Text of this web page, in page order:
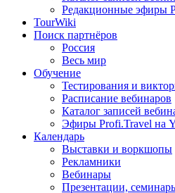
Редакционные эфиры
TourWiki
Поиск партнёров
Россия
Весь мир
Обучение
Тестирования и
Расписание вебинаров
Каталог записей
Эфиры Profi.Travel на
Календарь
Выставки и воркшопы
Рекламники
Вебинары
Презентации,